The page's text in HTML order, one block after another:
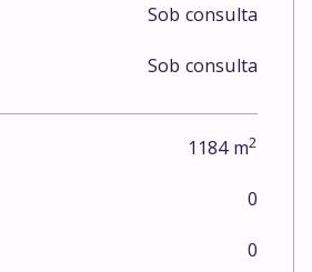
Sob consulta
Sob consulta
1184m2
0
0